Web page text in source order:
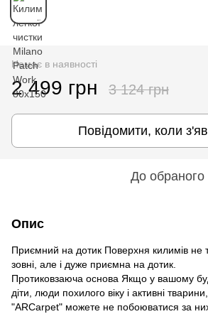
Немає в наявності
2 499 грн 3 124 грн
Повідомити, коли
До обраного
Опис
Приємний на дотик Поверхня килимів не
зовні, але і дуже приємна на дотик.
Протиковзаюча основа Якщо у вашому
діти, люди похилого віку і активні
"ARCarpet" можете не побоюватися за